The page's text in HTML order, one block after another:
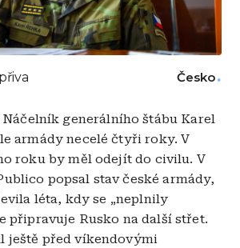
Česko
Náčelník generálního štábu Karel
armády necelé čtyři roky. V
roku by měl odejít do civilu. V
popsal stav české armády,
léta, kdy se „neplnily
připravuje Rusko na další střet.
ještě před víkendovými